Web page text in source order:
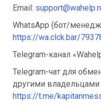
Email:
WhatsApp (бот/
https://wa.clck.bar/
Telegram-канал
Telegram-чат для
другими владельцами
https://t.me/